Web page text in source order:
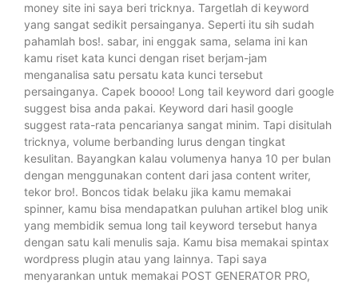
money site ini saya beri tricknya. Targetlah di keyword
yang sangat sedikit persainganya. Seperti itu sih sudah
pahamlah bos!. sabar, ini enggak sama, selama ini kan
kamu riset kata kunci dengan riset berjam-jam
menganalisa satu persatu kata kunci tersebut
persainganya. Capek boooo! Long tail keyword dari google
suggest bisa anda pakai. Keyword dari hasil google
suggest rata-rata pencarianya sangat minim. Tapi disitulah
tricknya, volume berbanding lurus dengan tingkat
kesulitan. Bayangkan kalau volumenya hanya 10 per bulan
dengan menggunakan content dari jasa content writer,
tekor bro!. Boncos tidak belaku jika kamu memakai
spinner, kamu bisa mendapatkan puluhan artikel blog unik
yang membidik semua long tail keyword tersebut hanya
dengan satu kali menulis saja. Kamu bisa memakai spintax
wordpress plugin atau yang lainnya. Tapi saya
menyarankan untuk memakai POST GENERATOR PRO,